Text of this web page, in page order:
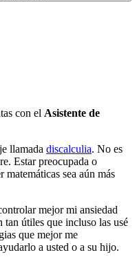
con el Asistente de
llamada discalculia. No es
Estar preocupada o
matemáticas sea aún más
mejor mi ansiedad
tan útiles que incluso las usé
que mejor me
a usted o a su hijo.